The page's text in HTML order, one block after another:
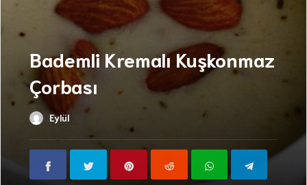
Bademli Kremalı Kuşkonmaz
Çorbası
Eylül